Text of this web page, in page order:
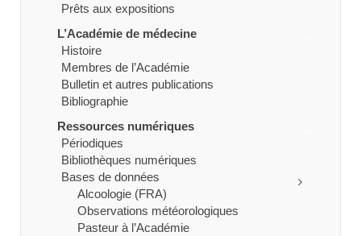
Prêts aux expositions
L’Académie de médecine
Histoire
Membres de l’Académie
Bulletin et autres publications
Bibliographie
Ressources numériques
Périodiques
Bibliothèques numériques
Bases de données
Alcoologie (FRA)
Observations météorologiques
Pasteur à l’Académie